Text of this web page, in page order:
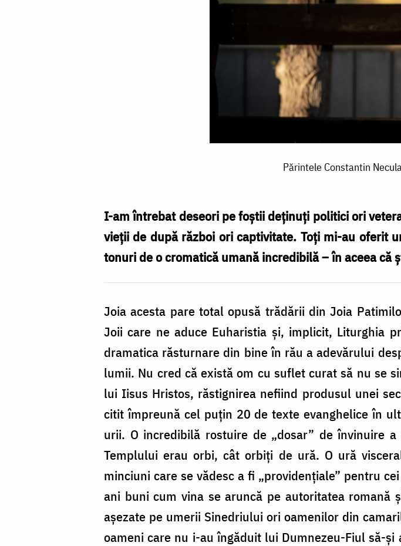
Părintele Constantin
I-am întrebat deseori pe foștii deținuți politici ori
vieții de după război ori captivitate. Toți mi-au oferit
tonuri de o cromatică umană incredibilă – în aceea că
Joia acesta pare total opusă trădării din Joia
Joii care ne aduce Euharistia și, implicit, Liturghia
dramatica răsturnare din bine în rău a adevărului
lumii. Nu cred că există om cu suflet curat să nu se
lui Iisus Hristos, răstignirea nefiind produsul unei
citit împreună cel puțin 20 de texte evanghelice în
urii. O incredibilă rostuire de „dosar” de învinuire
Templului erau orbi, cât orbiți de ură. O ură
minciuni care se vădesc a fi „providențiale” pentru
ani buni cum vina se aruncă pe autoritatea romană
așezate pe umerii Sinedriului ori oamenilor din
oameni care nu i-au îngăduit lui Dumnezeu-Fiul să-